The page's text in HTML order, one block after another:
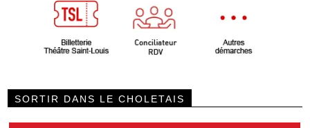
SORTIR DANS LE CHOLETAIS